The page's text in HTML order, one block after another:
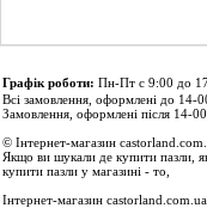
Графік роботи: Пн-Пт с 9:00 до
Всі замовлення, оформлені до 14-
Замовлення, оформлені після 14-
© Інтернет-магазин
Якщо ви шукали де купити пазли,
купити пазли у магазині - то,
Інтернет-магазин